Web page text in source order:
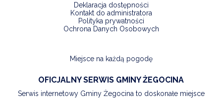
Deklaracja dostępności
Kontakt do administratora
Polityka prywatności
Ochrona Danych Osobowych
Miejsce na każdą pogodę
OFICJALNY SERWIS GMINY ŻEGOCINA
Serwis internetowy Gminy Żegocina to doskonałe miejsce